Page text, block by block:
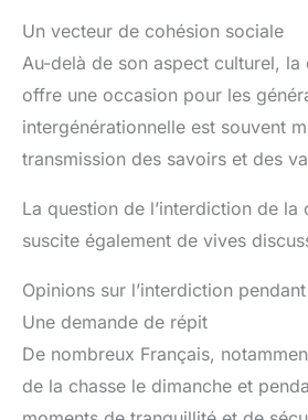
Un vecteur de cohésion sociale
Au-delà de son aspect culturel,
offre une occasion pour les
intergénérationnelle est souvent
transmission des savoirs et des
La question de l’interdiction de
suscite également de vives
Opinions sur l’interdiction
Une demande de répit
De nombreux Français,
de la chasse le dimanche et